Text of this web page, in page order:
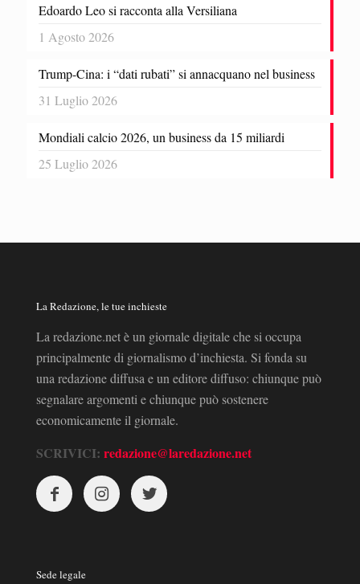
Edoardo Leo si racconta alla Versiliana
1 Agosto 2026
Trump-Cina: i “dati rubati” si annacquano nel business
31 Luglio 2026
Mondiali calcio 2026, un business da 15 miliardi
25 Luglio 2026
La Redazione, le tue inchieste
La redazione.net è un giornale digitale che si occupa
principalmente di giornalismo d’inchiesta. Si fonda su
una redazione diffusa e un editore diffuso: chiunque può
segnalare argomenti e chiunque può sostenere
economicamente il giornale.
SCRIVICI: redazione@laredazione.net
Sede legale